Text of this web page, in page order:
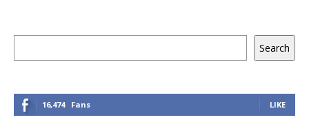
Search
16,474 Fans LIKE